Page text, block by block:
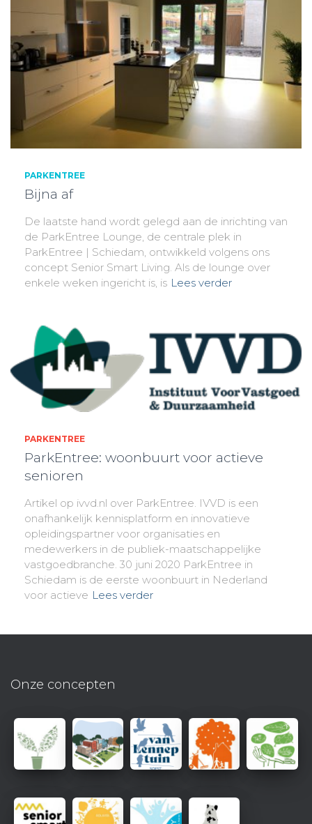
PARKENTREE
Bijna af
De laatste hand wordt gelegd aan de inrichting van
de ParkEntree Lounge, de centrale plek in
ParkEntree | Schiedam, ontwikkeld volgens ons
concept Senior Smart Living. Als de lounge over
enkele weken ingericht is, is Lees verder
PARKENTREE
ParkEntree: woonbuurt voor actieve
senioren
Artikel op ivvd.nl over ParkEntree. IVVD is een
onafhankelijk kennisplatform en innovatieve
opleidingspartner voor organisaties en
medewerkers in de publiek-maatschappelijke
vastgoedbranche. 30 juni 2020 ParkEntree in
Schiedam is de eerste woonbuurt in Nederland
voor actieve Lees verder
Onze concepten